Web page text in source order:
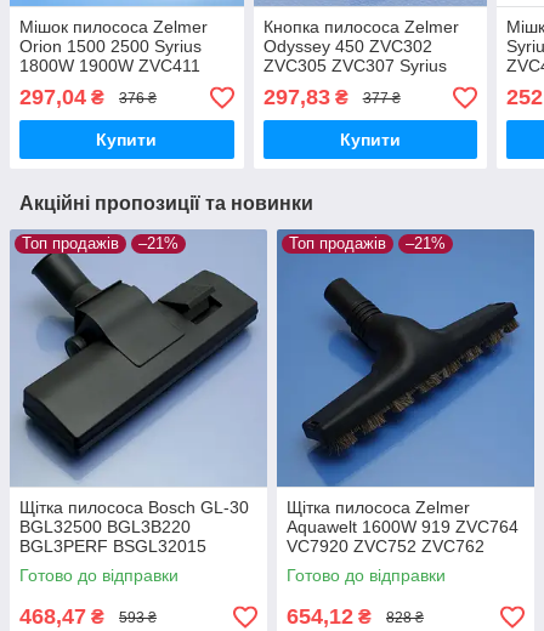
Мішок пилососа Zelmer
Orion 1500 2500 Syrius
1800W 1900W ZVC411
ZVC412 ZVC415 1600
Cobra 2 Silent 2500
багаторазовий тканинний
297,04 ₴ 376 ₴
Купити
Кнопка пилососа Zelmer
Odyssey 450 ZVC302
ZVC305 ZVC307 Syrius
1800W 1900W ZVC411
ZVC412 ZVC415
1600 Jupiter 4000 4012
297,83₴ 377 ₴
Купити
Акційні пропозиції та новинки
Топ продажів –21%
Щітка пилососа Bosch GL-30
BGL32500 BGL3B220
BGL3PERF BSGL32015
BSGL32030 BSGL3210RU
BSGL32383 BSGL32500
двохрежимна
Готово до відправки
468,47 ₴ 593 ₴
Топ продажів –21%
Щітка пилососа Zelmer
Aquawelt 1600W 919 ZVC764
VC7920 ZVC752 ZVC762
ZVC763 Aquos 829 ZVC722
Aquario 819 ZVC712 ламінат
та паркет
Готово до відправки
654,12 ₴ 828 ₴